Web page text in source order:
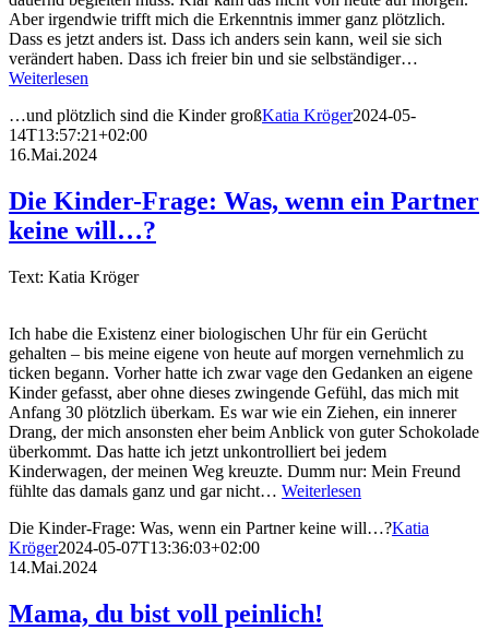
Aber irgendwie trifft mich die Erkenntnis immer ganz plötzlich.
Dass es jetzt anders ist. Dass ich anders sein kann, weil sie sich
verändert haben. Dass ich freier bin und sie selbständiger…
Weiterlesen
…und plötzlich sind die Kinder großKatia Kröger2024-05-
14T13:57:21+02:00
16.Mai.2024
Die Kinder-Frage: Was, wenn ein Partner
keine will…?
Text: Katia Kröger
Ich habe die Existenz einer biologischen Uhr für ein Gerücht
gehalten – bis meine eigene von heute auf morgen vernehmlich zu
ticken begann. Vorher hatte ich zwar vage den Gedanken an eigene
Kinder gefasst, aber ohne dieses zwingende Gefühl, das mich mit
Anfang 30 plötzlich überkam. Es war wie ein Ziehen, ein innerer
Drang, der mich ansonsten eher beim Anblick von guter Schokolade
überkommt. Das hatte ich jetzt unkontrolliert bei jedem
Kinderwagen, der meinen Weg kreuzte. Dumm nur: Mein Freund
fühlte das damals ganz und gar nicht… Weiterlesen
Die Kinder-Frage: Was, wenn ein Partner keine will…?Katia
Kröger2024-05-07T13:36:03+02:00
14.Mai.2024
Mama, du bist voll peinlich!